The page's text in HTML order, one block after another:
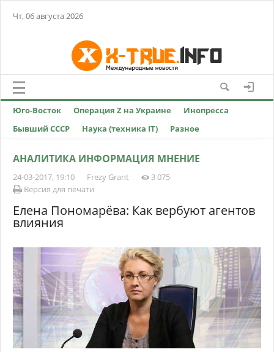
Чт, 06 августа 2026
Юго-Восток Операция Z на Украине
Инопресса
Бывший СССР
Наука (техника IT) Разное
АНАЛИТИКА ИНФОРМАЦИЯ МНЕНИЕ
24-03-2017, 19:10 Frezy Grant
3 075
Версия для печати
Елена Пономарёва: Как вербуют агентов
влияния